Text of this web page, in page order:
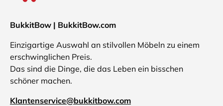
BukkitBow | BukkitBow.com
Einzigartige Auswahl an stilvollen Möbeln zu einem
erschwinglichen Preis.
Das sind die Dinge, die das Leben ein bisschen
schöner machen.
Klantenservice@bukkitbow.com